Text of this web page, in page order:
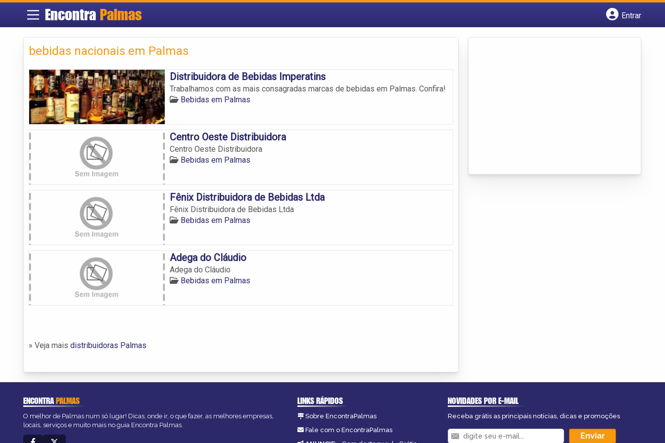
Encontra Palmas
Entrar
bebidas nacionais em Palmas
Distribuidora de Bebidas Imperatins
Trabalhamos com as mais consagradas marcas de bebidas em Palmas. Confira!
Bebidas em Palmas
Centro Oeste Distribuidora
Centro Oeste Distribuidora
Bebidas em Palmas
Fênix Distribuidora de Bebidas Ltda
Fênix Distribuidora de Bebidas Ltda
Bebidas em Palmas
Adega do Cláudio
Adega do Cláudio
Bebidas em Palmas
» Veja mais distribuidoras Palmas
ENCONTRAPALMAS
O melhor de Palmas num só lugar! Dicas, onde ir, o que fazer, as melhores empresas,
locais, serviços e muito mais no guia Encontra Palmas.
LINKS RÁPIDOS
Sobre EncontraPalmas
Fale com o EncontraPalmas
NOVIDADES POR E-MAIL
Receba grátis as principais notícias, dicas e promoções